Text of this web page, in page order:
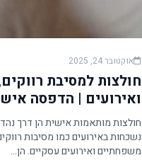
אוקטובר 24, 2025
חולצות למסיבת
ואירועים | הדפסה
כל ההבדל
חולצות מותאמות אישית הן דרך
נשכחות באירועים כמו מסיבות
משפחתיים ואירועים עסקיים. הן…